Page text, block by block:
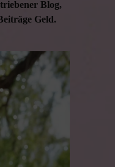
Blog,
Geld.